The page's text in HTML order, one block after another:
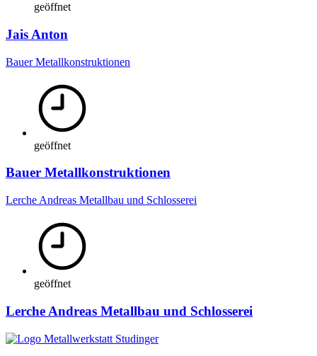
geöffnet
Jais Anton
Bauer Metallkonstruktionen
geöffnet
Bauer Metallkonstruktionen
Lerche Andreas Metallbau und Schlosserei
geöffnet
Lerche Andreas Metallbau und Schlosserei